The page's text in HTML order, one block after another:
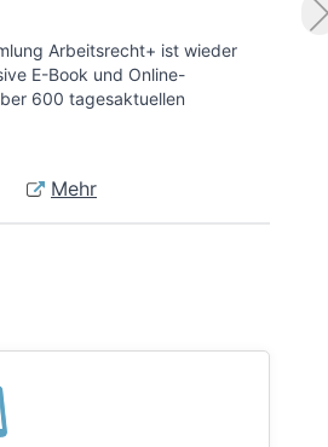
Arbeitsrecht+ ist wieder
E-Book und Online-
600 tagesaktuellen
Mehr